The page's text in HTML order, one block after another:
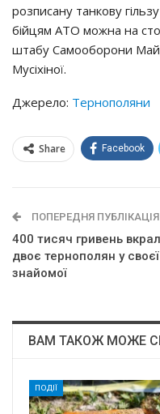
розписану танкову
бійцям АТО можна на
штабу Самооборони
Мусіхіної.
Джерело: Тернополяни
Share Facebook
ПОПЕРЕДНЯ ПУБЛІКАЦІЯ
400 тисяч гривень
двоє тернополян у своєї
знайомої
ВАМ ТАКОЖ МОЖЕ
ПОДІЇ